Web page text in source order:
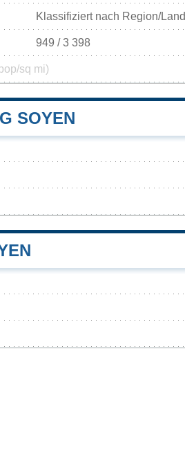
Klassifiziert nach Region/Land
949 / 3 398
sq mi)
SOYEN